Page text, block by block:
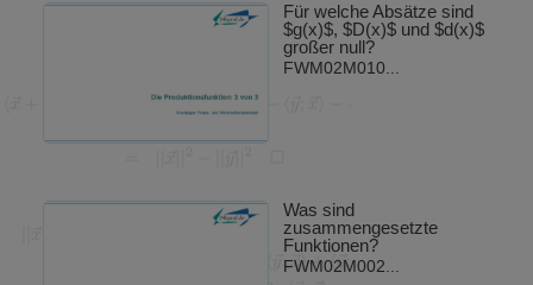
Für welche Absätze sind
$g(x)$, $D(x)$ und $d(x)$
großer null?
FWM02M010...
Was sind
zusammengesetzte
Funktionen?
FWM02M002...